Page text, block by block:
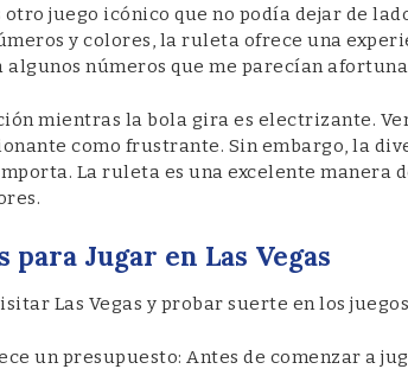
juego icónico que no podía dejar de
y colores, la ruleta ofrece una
algunos números que me parecían
mientras la bola gira es electrizante.
como frustrante. Sin embargo, la
La ruleta es una excelente manera
para Jugar en Las Vegas
Las Vegas y probar suerte en los
un presupuesto: Antes de comenzar a